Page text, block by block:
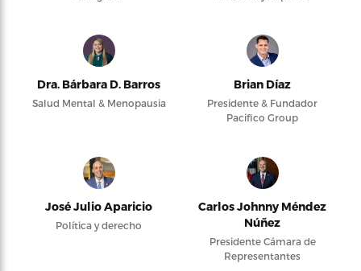
Dra. Bárbara D. Barros
Salud Mental & Menopausia
Brian Díaz
Presidente & Fundador
Pacifico Group
José Julio Aparicio
Política y derecho
Carlos Johnny Méndez
Núñez
Presidente Cámara de
Representantes